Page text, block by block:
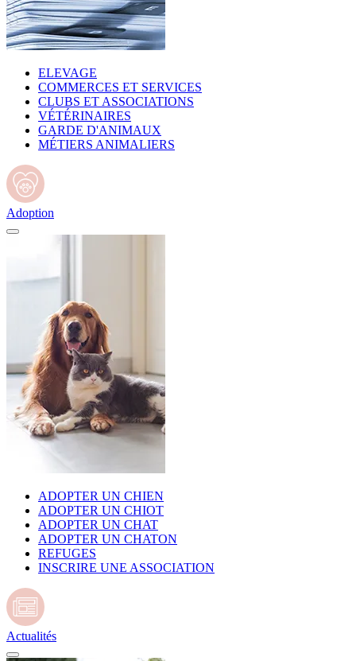
ELEVAGE
COMMERCES ET SERVICES
CLUBS ET ASSOCIATIONS
VÉTÉRINAIRES
GARDE D'ANIMAUX
MÉTIERS ANIMALIERS
Adoption
ADOPTER UN CHIEN
ADOPTER UN CHIOT
ADOPTER UN CHAT
ADOPTER UN CHATON
REFUGES
INSCRIRE UNE ASSOCIATION
Actualités